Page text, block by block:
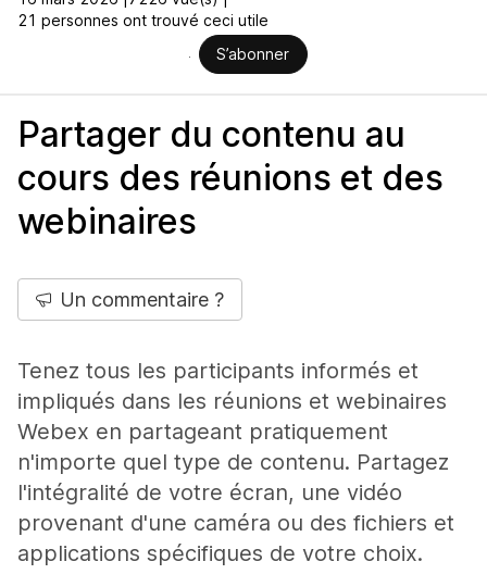
21 personnes ont trouvé ceci utile
S’abonner
Partager du contenu au
cours des réunions et des
webinaires
Un commentaire ?
Tenez tous les participants informés et
impliqués dans les réunions et webinaires
Webex en partageant pratiquement
n'importe quel type de contenu. Partagez
l'intégralité de votre écran, une vidéo
provenant d'une caméra ou des fichiers et
applications spécifiques de votre choix.